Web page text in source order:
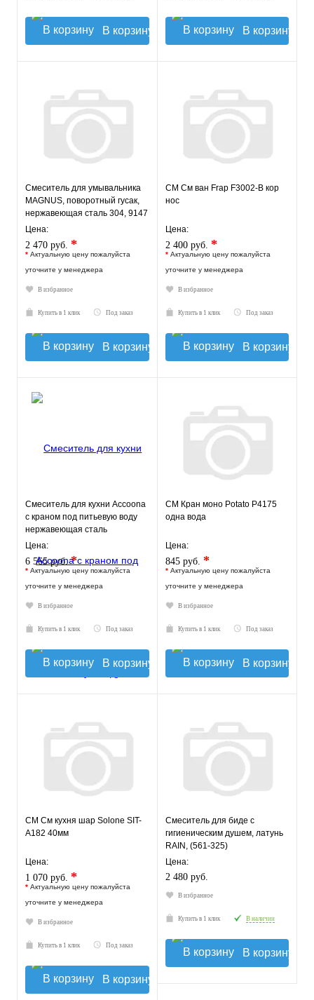
В корзину В корзину
Смеситель для умывальника
MAGNUS, поворотный гусак,
нержавеющая сталь 304, 9147
Цена:
2 470 руб. *
* Актуальную цену пожалуйста
уточните у менеджера
В избранное
Купить в 1 клик Под заказ
В корзину
СМ См ван Frap F3002-В кор
нос
Цена:
2 400 руб. *
* Актуальную цену пожалуйста
уточните у менеджера
В избранное
Купить в 1 клик Под заказ
В корзину
Смеситель для кухни Accoona
c краном под питьевую воду
нержавеющая сталь
Цена:
6 565 руб.*
* Актуальную цену пожалуйста
уточните у менеджера
В избранное
Купить в 1 клик Под заказ
В корзину
СМ Кран моно Potato P4175
одна вода
Цена:
845 руб. *
* Актуальную цену пожалуйста
уточните у менеджера
В избранное
Купить в 1 клик Под заказ
В корзину
СМ См кухня шар Solone SIT-
A182 40мм
Цена:
1 070 руб. *
* Актуальную цену пожалуйста
уточните у менеджера
В избранное
Купить в 1 клик Под заказ
В корзину
Смеситель для биде с
гигиеническим душем, латунь
RAIN, (561-325)
Цена:
2 480 руб.
В избранное
Купить в 1 клик В наличии
В корзину